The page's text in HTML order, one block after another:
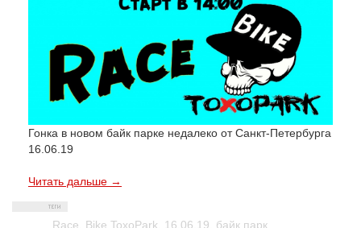
Гонка в новом байк парке недалеко от Санкт-Петербурга
16.06.19
Читать дальше →
Race Bike ToxoPark 16.06.19 байк парк